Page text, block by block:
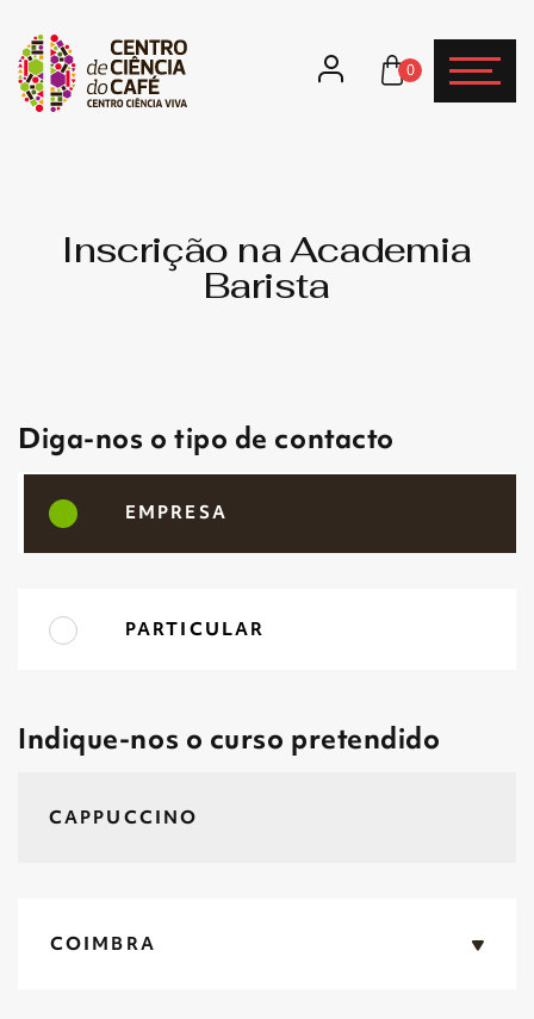
0
Inscrição na Academia
Barista
Diga-nos o tipo de contacto
EMPRESA
PARTICULAR
Indique-nos o curso pretendido
COIMBRA